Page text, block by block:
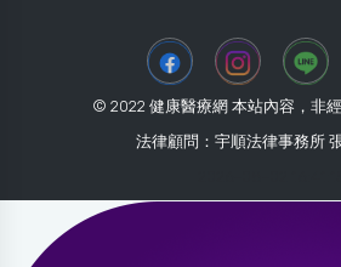
© 2022 健康醫療網 本站內容，非
法律顧問：宇順法律事務所